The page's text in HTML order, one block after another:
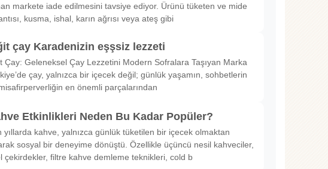
markete iade edilmesini tavsiye ediyor. Ürünü tüketen ve mide
kusma, ishal, karın ağrısı veya ateş gibi
çay Karadenizin eşşsiz lezzeti
Çay: Geleneksel Çay Lezzetini Modern Sofralara Taşıyan Marka
çay, yalnızca bir içecek değil; günlük yaşamın, sohbetlerin
en önemli parçalarından
Etkinlikleri Neden Bu Kadar Popüler?
yıllarda kahve, yalnızca günlük tüketilen bir içecek olmaktan
sosyal bir deneyime dönüştü. Özellikle üçüncü nesil kahveciler,
çekirdekler, filtre kahve demleme teknikleri, cold b